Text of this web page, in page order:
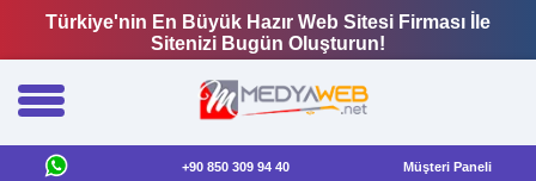
Türkiye'nin En Büyük Hazır Web Sitesi Firması İle
Sitenizi Bugün Oluşturun!
+90 850 309 94 40 Müşteri Paneli